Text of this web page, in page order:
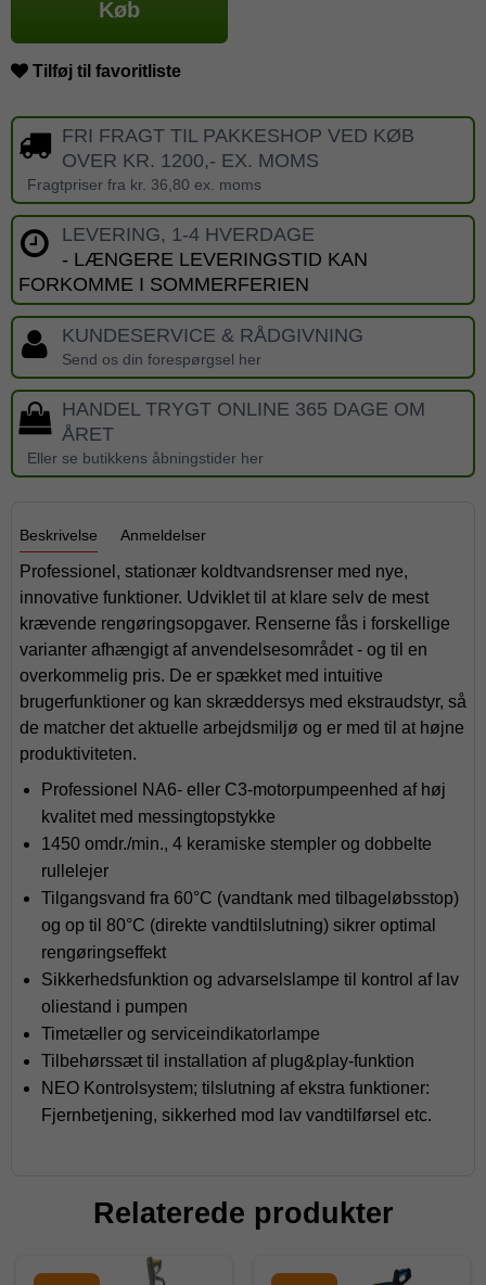
Køb
Tilføj til favoritliste
FRI FRAGT TIL PAKKESHOP VED KØB
OVER KR. 1200,- EX. MOMS
Fragtpriser fra kr. 36,80 ex. moms
LEVERING, 1-4 HVERDAGE
- LÆNGERE LEVERINGSTID KAN
FORKOMME I SOMMERFERIEN
KUNDESERVICE & RÅDGIVNING
Send os din forespørgsel her
HANDEL TRYGT ONLINE 365 DAGE OM
ÅRET
Eller se butikkens åbningstider her
Beskrivelse Anmeldelser
Professionel, stationær koldtvandsrenser med nye,
innovative funktioner. Udviklet til at klare selv de mest
krævende rengøringsopgaver. Renserne fås i forskellige
varianter afhængigt af anvendelsesområdet - og til en
overkommelig pris. De er spækket med intuitive
brugerfunktioner og kan skræddersys med ekstraudstyr, så
de matcher det aktuelle arbejdsmiljø og er med til at højne
produktiviteten.
Professionel NA6- eller C3-motorpumpeenhed af høj
kvalitet med messingtopstykke
1450 omdr./min., 4 keramiske stempler og dobbelte
rullelejer
Tilgangsvand fra 60°C (vandtank med tilbageløbsstop)
og op til 80°C (direkte vandtilslutning) sikrer optimal
rengøringseffekt
Sikkerhedsfunktion og advarselslampe til kontrol af lav
oliestand i pumpen
Timetæller og serviceindikatorlampe
Tilbehørssæt til installation af plug&play-funktion
NEO Kontrolsystem; tilslutning af ekstra funktioner:
Fjernbetjening, sikkerhed mod lav vandtilførsel etc.
Relaterede produkter